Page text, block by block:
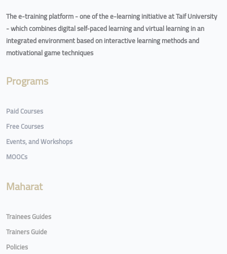
The e-training platform - one of the e-learning initiative at Taif University
- which combines digital self-paced learning and virtual learning in an
integrated environment based on interactive learning methods and
motivational game techniques
Programs
Paid Courses
Free Courses
Events, and Workshops
MOOCs
Maharat
Trainees Guides
Trainers Guide
Policies